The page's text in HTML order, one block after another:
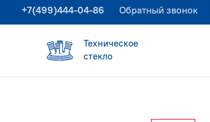
+7(499)444-04-86 Обратный звонок
Техническое
стекло